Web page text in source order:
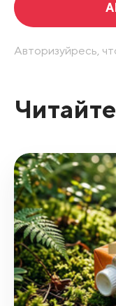
Авторизуйресь,